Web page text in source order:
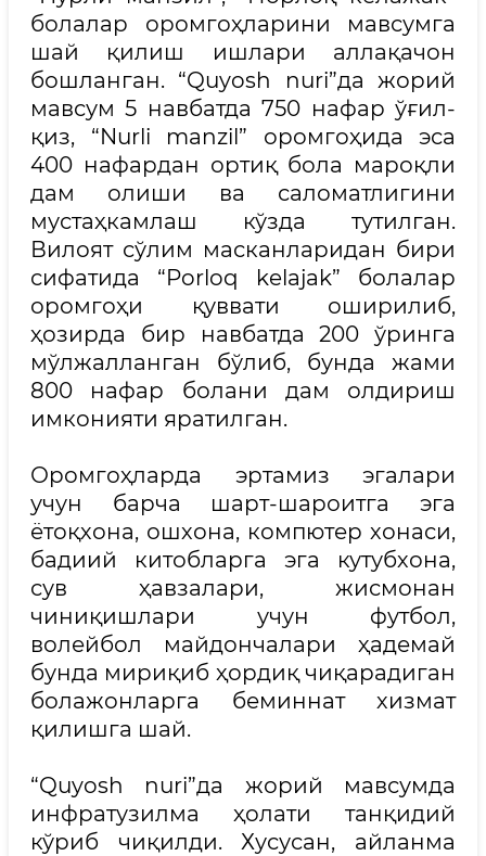
болалар оромгоҳларини мавсумга
шай қилиш ишлари аллақачон
бошланган. “Quyosh nuri”да жорий
мавсум 5 навбатда 750 нафар ўғил-
қиз, “Nurli manzil” оромгоҳида эса
400 нафардан ортиқ бола мароқли
дам олиши ва саломатлигини
мустаҳкамлаш кўзда тутилган.
Вилоят сўлим масканларидан бири
сифатида “Porloq kelajak” болалар
оромгоҳи қуввати оширилиб,
ҳозирда бир навбатда 200 ўринга
мўлжалланган бўлиб, бунда жами
800 нафар болани дам олдириш
имконияти яратилган.
Оромгоҳларда эртамиз эгалари
учун барча шарт-шароитга эга
ётоқхона, ошхона, компютер хонаси,
бадиий китобларга эга кутубхона,
сув ҳавзалари, жисмонан
чиниқишлари учун футбол,
волейбол майдончалари ҳадемай
бунда мириқиб ҳордиқ чиқарадиган
болажонларга беминнат хизмат
қилишга шай.
“Quyosh nuri”да жорий мавсумда
инфратузилма ҳолати танқидий
кўриб чиқилди. Хусусан, айланма